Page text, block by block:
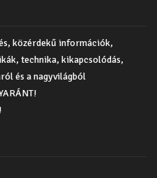
közérdekű információk,
technika, kikapcsolódás,
és a nagyvilágból